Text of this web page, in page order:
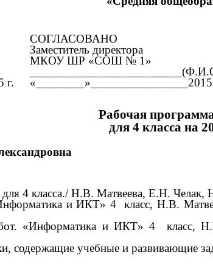
г.
СОГЛАСОВАНО
Заместитель директора
МКОУ ШР «СОШ № 1»
«________»________________2015
Рабочая
для 4 класса на
4 класса./ Н.В. Матвеева, Е.Н.
и ИКТ» 4 класс, Н.В.
«Информатика и ИКТ» 4
содержащие учебные и развивающие